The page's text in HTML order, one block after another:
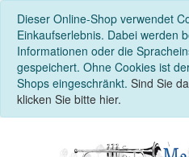
Dieser Online-Shop verwendet
Einkaufserlebnis. Dabei werden
Informationen oder die
gespeichert. Ohne Cookies ist
Shops eingeschränkt. Sind Sie
klicken Sie bitte hier.